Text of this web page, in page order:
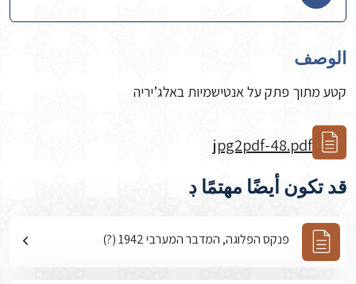
الوصف
קטע מתוך פתק על אנטישמיות באלג’יריה
jpg2pdf-48.pdf
قد تكون أيضًا مهتمًا ڊ
פנקס הפלוגה, המדבר המערבי 1942 (?)